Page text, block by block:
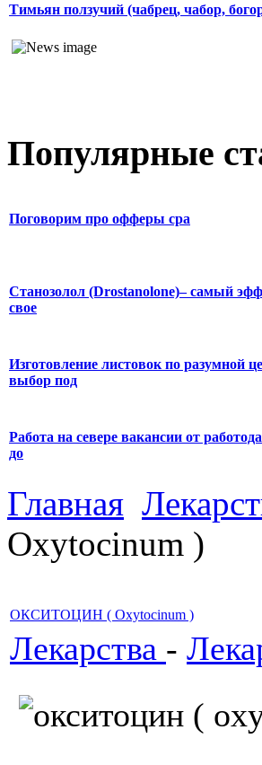
Тимьян ползучий (чабрец, чабор,
Популярные
Поговорим про офферы cpa
Станозолол (Drostanolone)– самый
свое
Изготовление листовок по разумной
выбор под
Работа на севере вакансии от
до
Главная
Oxytocinum )
ОКСИТОЦИН ( Oxytocinum )
Лекарства -